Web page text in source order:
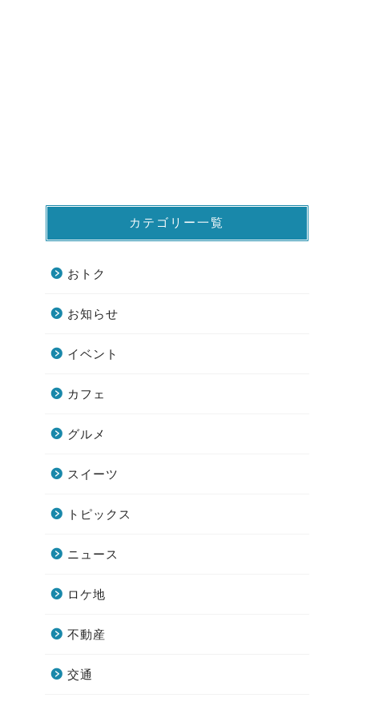
カテゴリー一覧
おトク
お知らせ
イベント
カフェ
グルメ
スイーツ
トピックス
ニュース
ロケ地
不動産
交通